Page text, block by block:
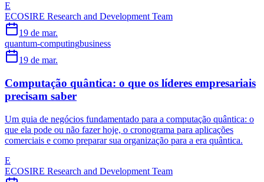
E
ECOSIRE Research and Development Team
19 de mar.
quantum-computingbusiness
19 de mar.
Computação quântica: o que os líderes empresariais
precisam saber
Um guia de negócios fundamentado para a computação quântica: o
que ela pode ou não fazer hoje, o cronograma para aplicações
comerciais e como preparar sua organização para a era quântica.
E
ECOSIRE Research and Development Team